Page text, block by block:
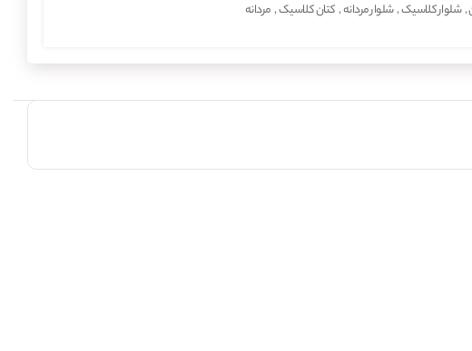
,شلوار کلاسیک,شلوار مردانه,کتان کلاسیک,مردانه